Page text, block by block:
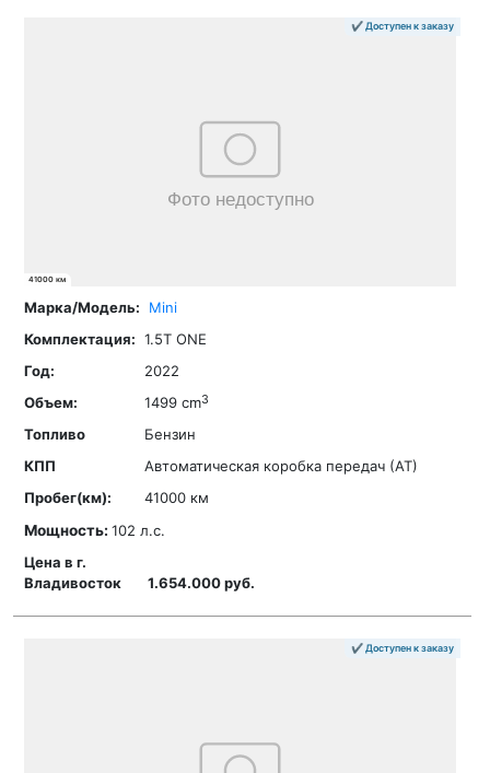
✔ Доступен к заказу
41000 км
Mini
1.5T ONE
2022
1499 cm3
Бензин
Автоматическая коробка передач (АТ)
41000 км
Мощность:102 л.с.
1.654.000 руб.
✔ Доступен к заказу